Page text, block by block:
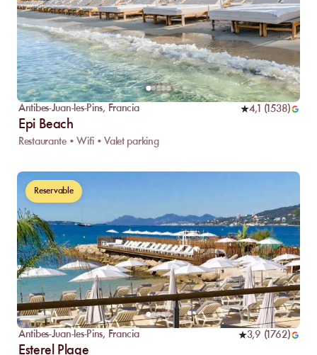
Antibes-Juan-les-Pins, Francia 4,1 (1538)
Epi Beach
Restaurante • Wifi • Valet parking
Reservable
Antibes-Juan-les-Pins, Francia 3,9 (1762)
Esterel Plage